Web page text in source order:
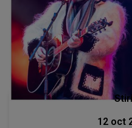
12 oct